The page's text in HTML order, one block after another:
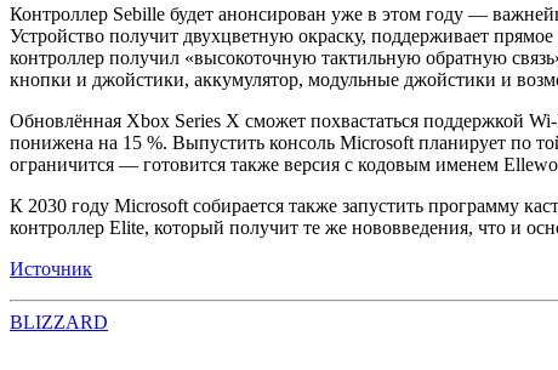
Контроллер Sebille будет анонсирован уже в этом году —
Устройство получит двухцветную окраску, поддерживает
контроллер получил «высокоточную тактильную обратную
кнопки и джойстики, аккумулятор, модульные джойстики и
Обновлённая Xbox Series X сможет похвастаться поддержкой
понижена на 15 %. Выпустить консоль Microsoft планирует по
ограничится — готовится также версия с кодовым именем
К 2030 году Microsoft собирается также запустить программу
контроллер Elite, который получит те же нововведения, что и
Источник
BLIZZARD